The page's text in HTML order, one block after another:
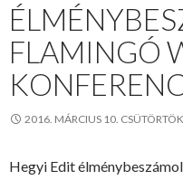
FLAMINGÓ
2016. MÁRCIUS 10. CSÜTÖRTÖK
Hegyi Edit